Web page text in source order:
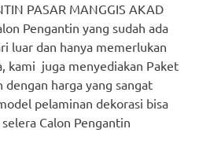
PASAR MANGGIS AKAD
Pengantin yang sudah ada
luar dan hanya memerlukan
kami juga menyediakan Paket
dengan harga yang sangat
pelaminan dekorasi bisa
Calon Pengantin